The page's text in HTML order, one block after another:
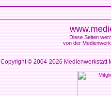
Diese Seiten
von der
Copyright © 2004-2026Medienwerkstatt